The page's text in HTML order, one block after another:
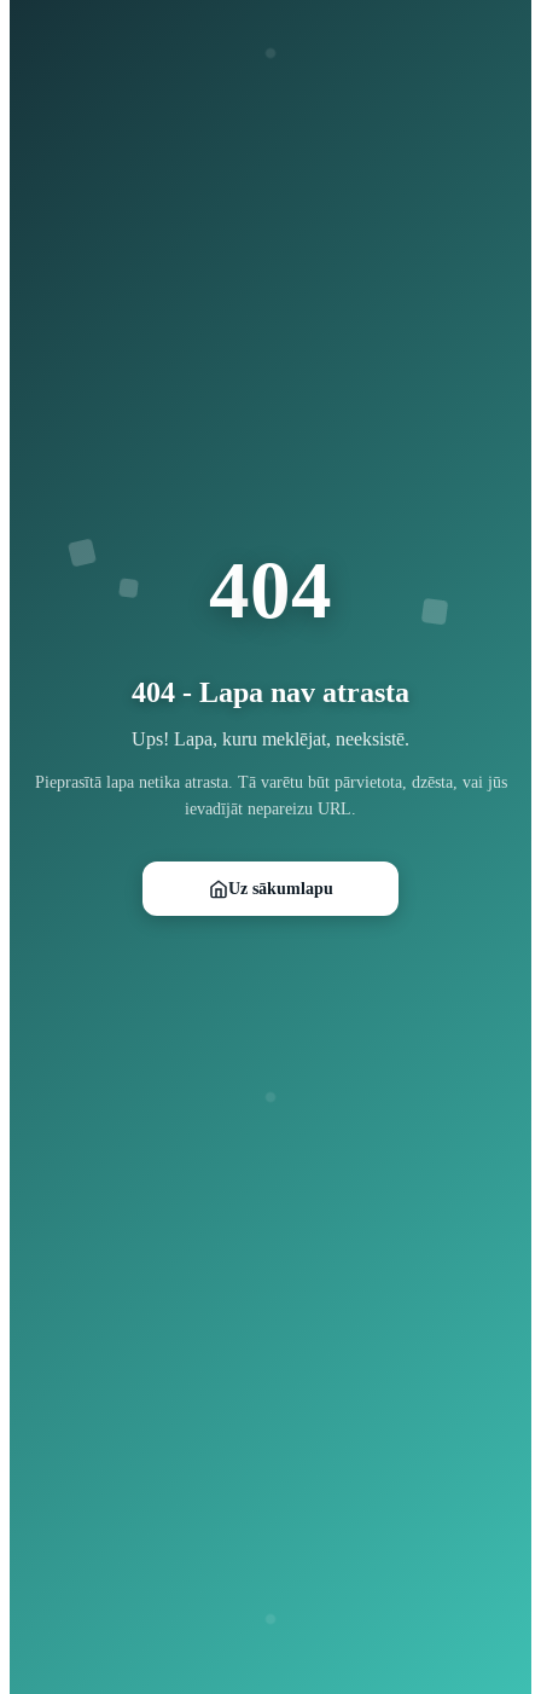
404
404 - Lapa nav atrasta
Ups! Lapa, kuru meklējat, neeksistē.
Pieprasītā lapa netika atrasta. Tā varētu būt pārvietota, dzēsta, vai jūs
ievadījāt nepareizu URL.
Uz sākumlapu